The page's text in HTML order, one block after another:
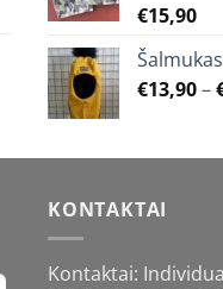
€15,90
€13,90–
KONTAKTAI
Kontaktai: